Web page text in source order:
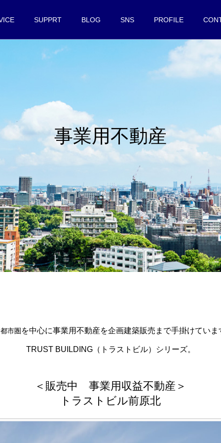
SUPPRT BLOG SNS PROFILE
事業用不動産
市圏 を中心に事業用不動産を企画建築販売まで手掛けていま
TRUST BUILDING（トラストビル）シリーズ。
＜販売中 事業用収益不動産＞
トラストビル前原北